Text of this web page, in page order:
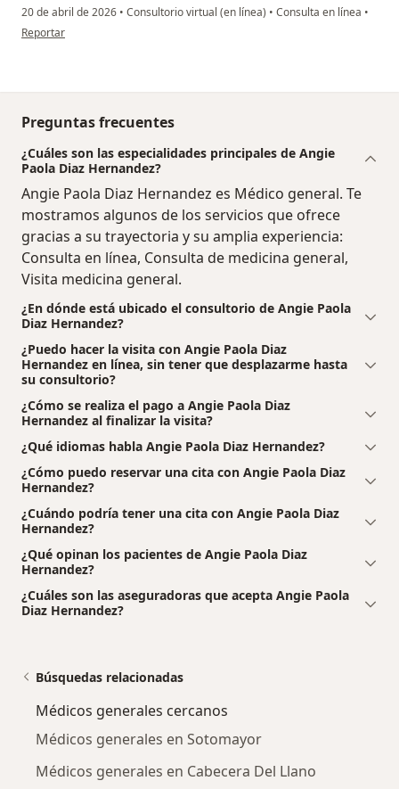
20 de abril de 2026 • Consultorio virtual (en línea) • Consulta en línea •
en opinión del usuario Jaider Rodriguez
Reportar
Preguntas frecuentes
¿Cuáles son las especialidades principales de Angie
Paola Diaz Hernandez?
Angie Paola Diaz Hernandez es Médico general. Te
mostramos algunos de los servicios que ofrece
gracias a su trayectoria y su amplia experiencia:
Consulta en línea, Consulta de medicina general,
Visita medicina general.
¿En dónde está ubicado el consultorio de Angie Paola
Diaz Hernandez?
¿Puedo hacer la visita con Angie Paola Diaz
Hernandez en línea, sin tener que desplazarme hasta
su consultorio?
¿Cómo se realiza el pago a Angie Paola Diaz
Hernandez al finalizar la visita?
¿Qué idiomas habla Angie Paola Diaz Hernandez?
¿Cómo puedo reservar una cita con Angie Paola Diaz
Hernandez?
¿Cuándo podría tener una cita con Angie Paola Diaz
Hernandez?
¿Qué opinan los pacientes de Angie Paola Diaz
Hernandez?
¿Cuáles son las aseguradoras que acepta Angie Paola
Diaz Hernandez?
Búsquedas relacionadas
Médicos generales cercanos
Médicos generales en Sotomayor
Médicos generales en Cabecera Del Llano